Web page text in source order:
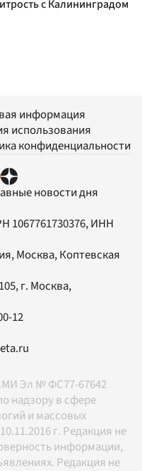
с Калининградом
информация
использования
конфиденциальности
новости дня
1067761730376, ИНН
Москва, Коптевская
, г. Москва,
12
Эл № ФС77-67642
надзору в сфере
и массовых
г. Редакция не
информации,
Редакция не